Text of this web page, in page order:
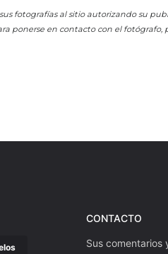
fotografías al sitio autorizando su
ponerse en contacto con el fotógrafo,
CONTACTO
Sus comentarios